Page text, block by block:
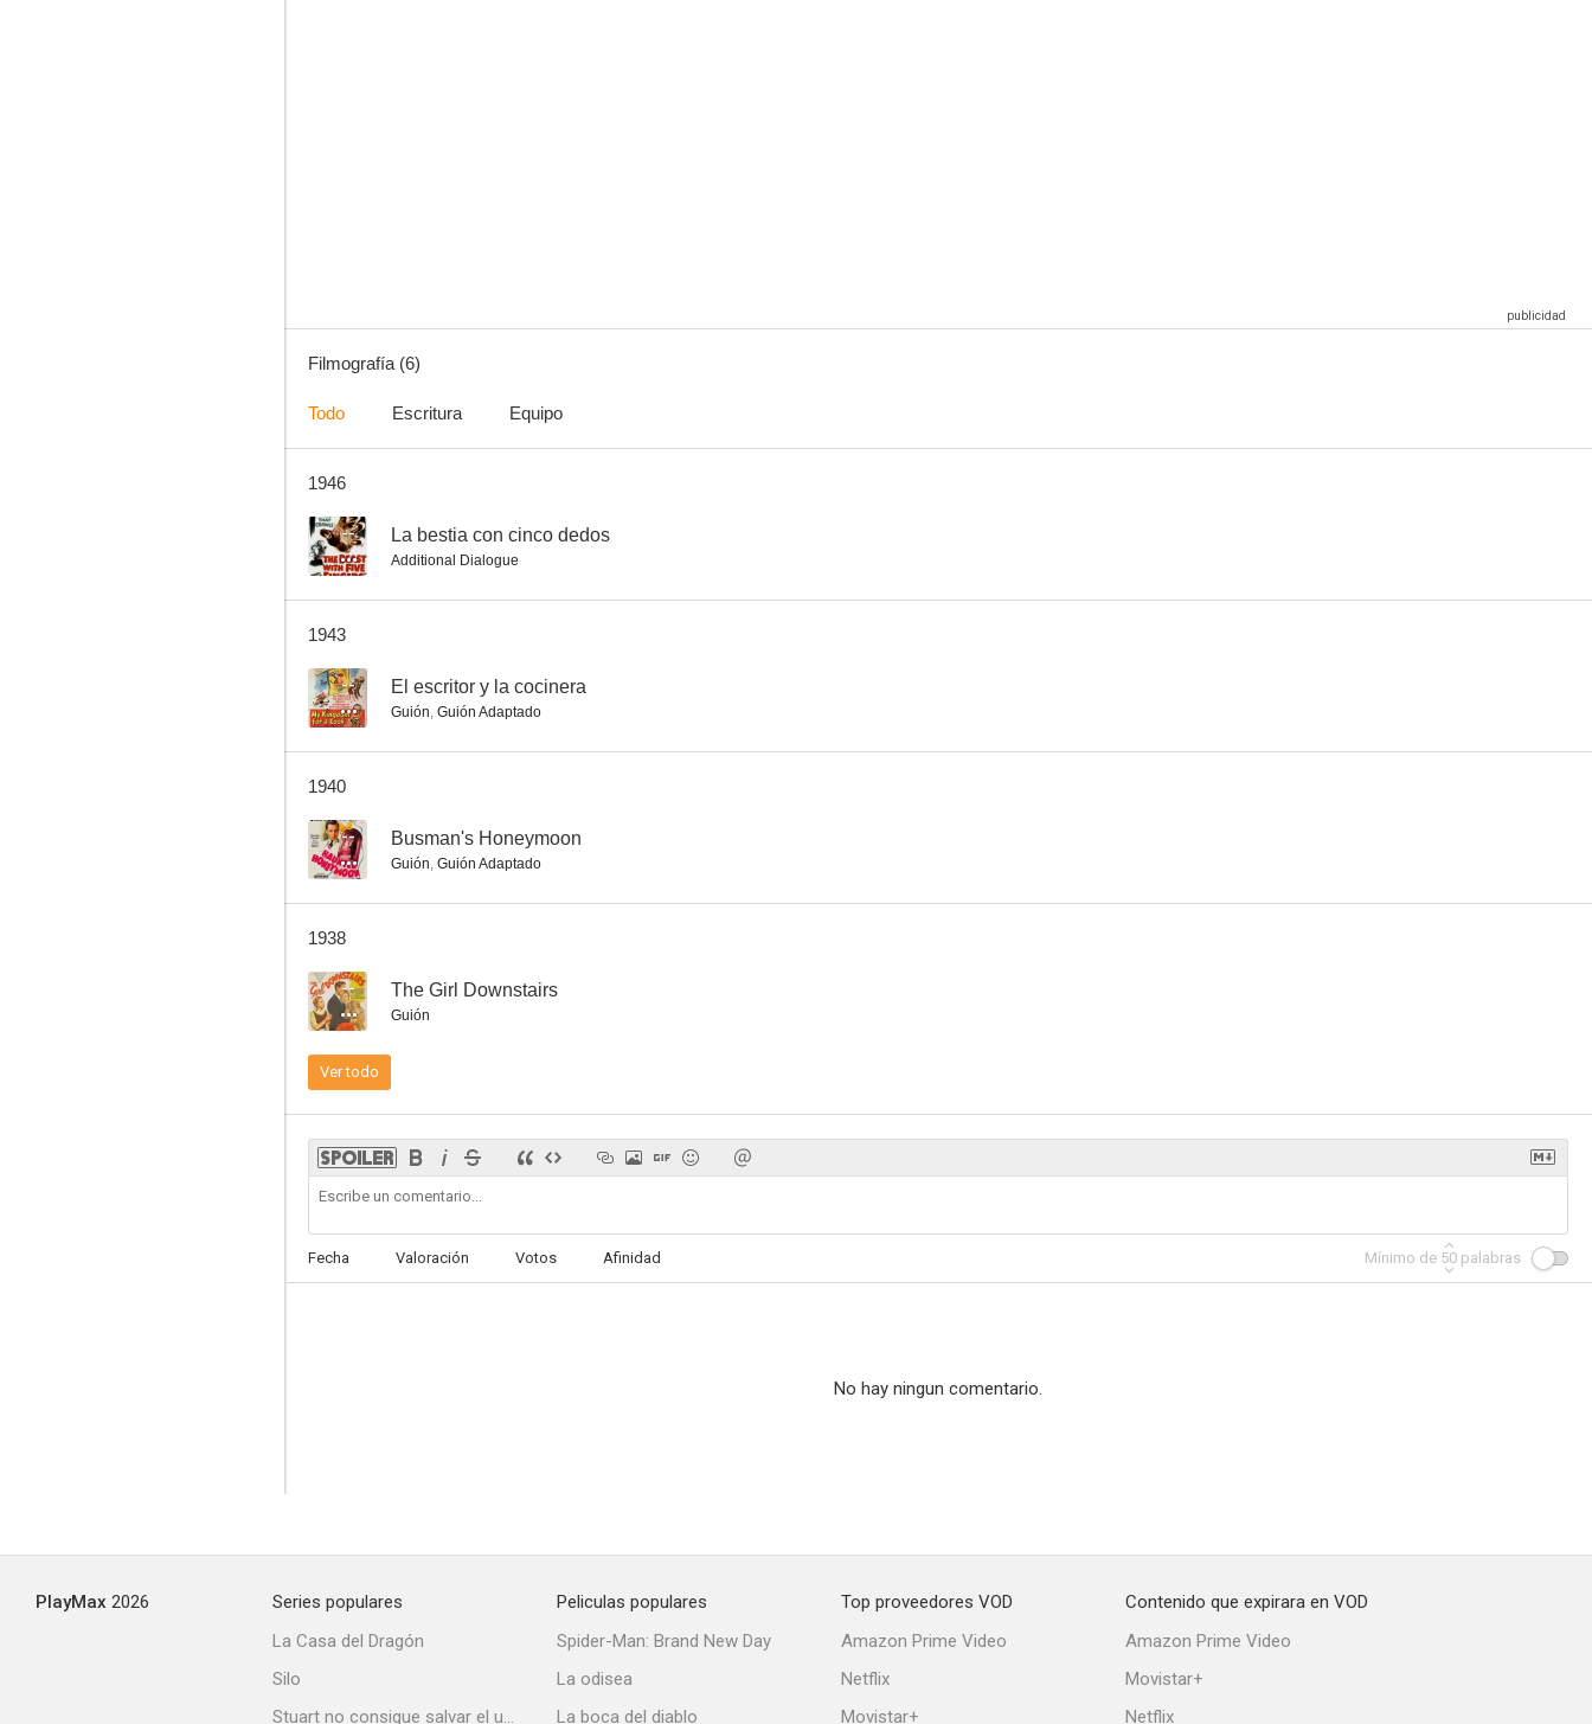
Filmografía (6)
Todo Escritura Equipo
1946
-- La bestia con cinco dedos
Additional Dialogue
1943
-- El escritor y la cocinera
Guión, Guión Adaptado
1940
-- Busman's Honeymoon
Guión, Guión Adaptado
1938
-- The Girl Downstairs
Guión
Ver todo
Fecha Valoración Votos Afinidad Mínimo de 50 palabras
No hay ningun comentario.
PlayMax 2026
Series populares
La Casa del Dragón
Silo
Stuart no consigue salvar el universo
Peliculas populares
Spider-Man: Brand New Day
La odisea
La boca del diablo
Top proveedores VOD
Amazon Prime Video
Netflix
Movistar+
Contenido que expirara en VOD
Amazon Prime Video
Movistar+
Netflix